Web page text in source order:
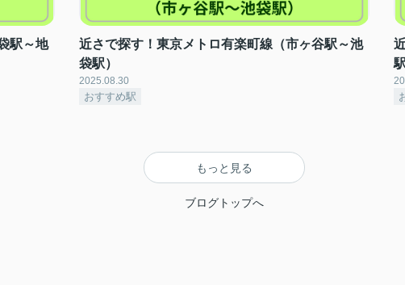
駅～地
近さで探す！東京メトロ有楽町線（市ヶ谷駅～池
袋駅）
2025.08.30
おすすめ駅
もっと見る
ブログトップへ